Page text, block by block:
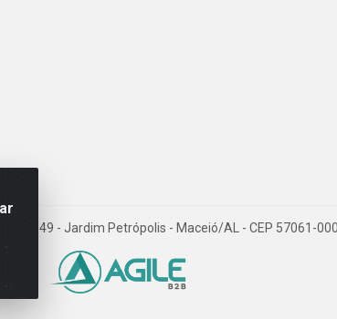
7049 - Jardim Petrópolis - Maceió/AL - CEP 57061-